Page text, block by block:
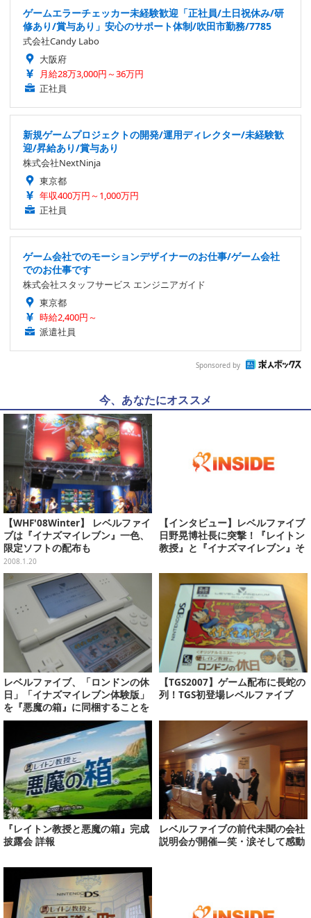
ゲームエラーチェッカー未経験歓迎「正社員/土日祝休み/研
修あり/賞与あり」安心のサポート体制/吹田市勤務/7785
式会社Candy Labo
大阪府
月給28万3,000円～36万円
正社員
新規ゲームプロジェクトの開発/運用ディレクター/未経験歓
迎/昇給あり/賞与あり
株式会社NextNinja
東京都
年収400万円～1,000万円
正社員
ゲーム会社でのモーションデザイナーのお仕事/ゲーム会社
でのお仕事です
株式会社スタッフサービス エンジニアガイド
東京都
時給2,400円～
派遣社員
Sponsored by
今、あなたにオススメ
【WHF'08Winter】 レベルファイ
ブは『イナズマイレブン』一色、
限定ソフトの配布も
2008.1.20
【インタビュー】レベルファイブ
日野晃博社長に突撃！『レイトン
教授』と『イナズマイレブン』そ
レベルファイブ、「ロンドンの休
日」「イナズマイレブン体験版」
を『悪魔の箱』に同梱することを
決定(訂正)
【TGS2007】ゲーム配布に長蛇の
列！TGS初登場レベルファイブ
『レイトン教授と悪魔の箱』完成
披露会 詳報
レベルファイブの前代未聞の会社
説明会が開催―笑・涙そして感動